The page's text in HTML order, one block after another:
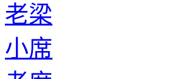
老梁
小席